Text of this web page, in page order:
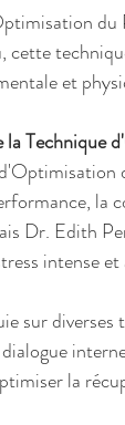
du
cette
et
Technique
la
Dr. Edith
intense
sur
la